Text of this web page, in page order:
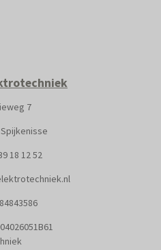
7
18 12 52
4843586